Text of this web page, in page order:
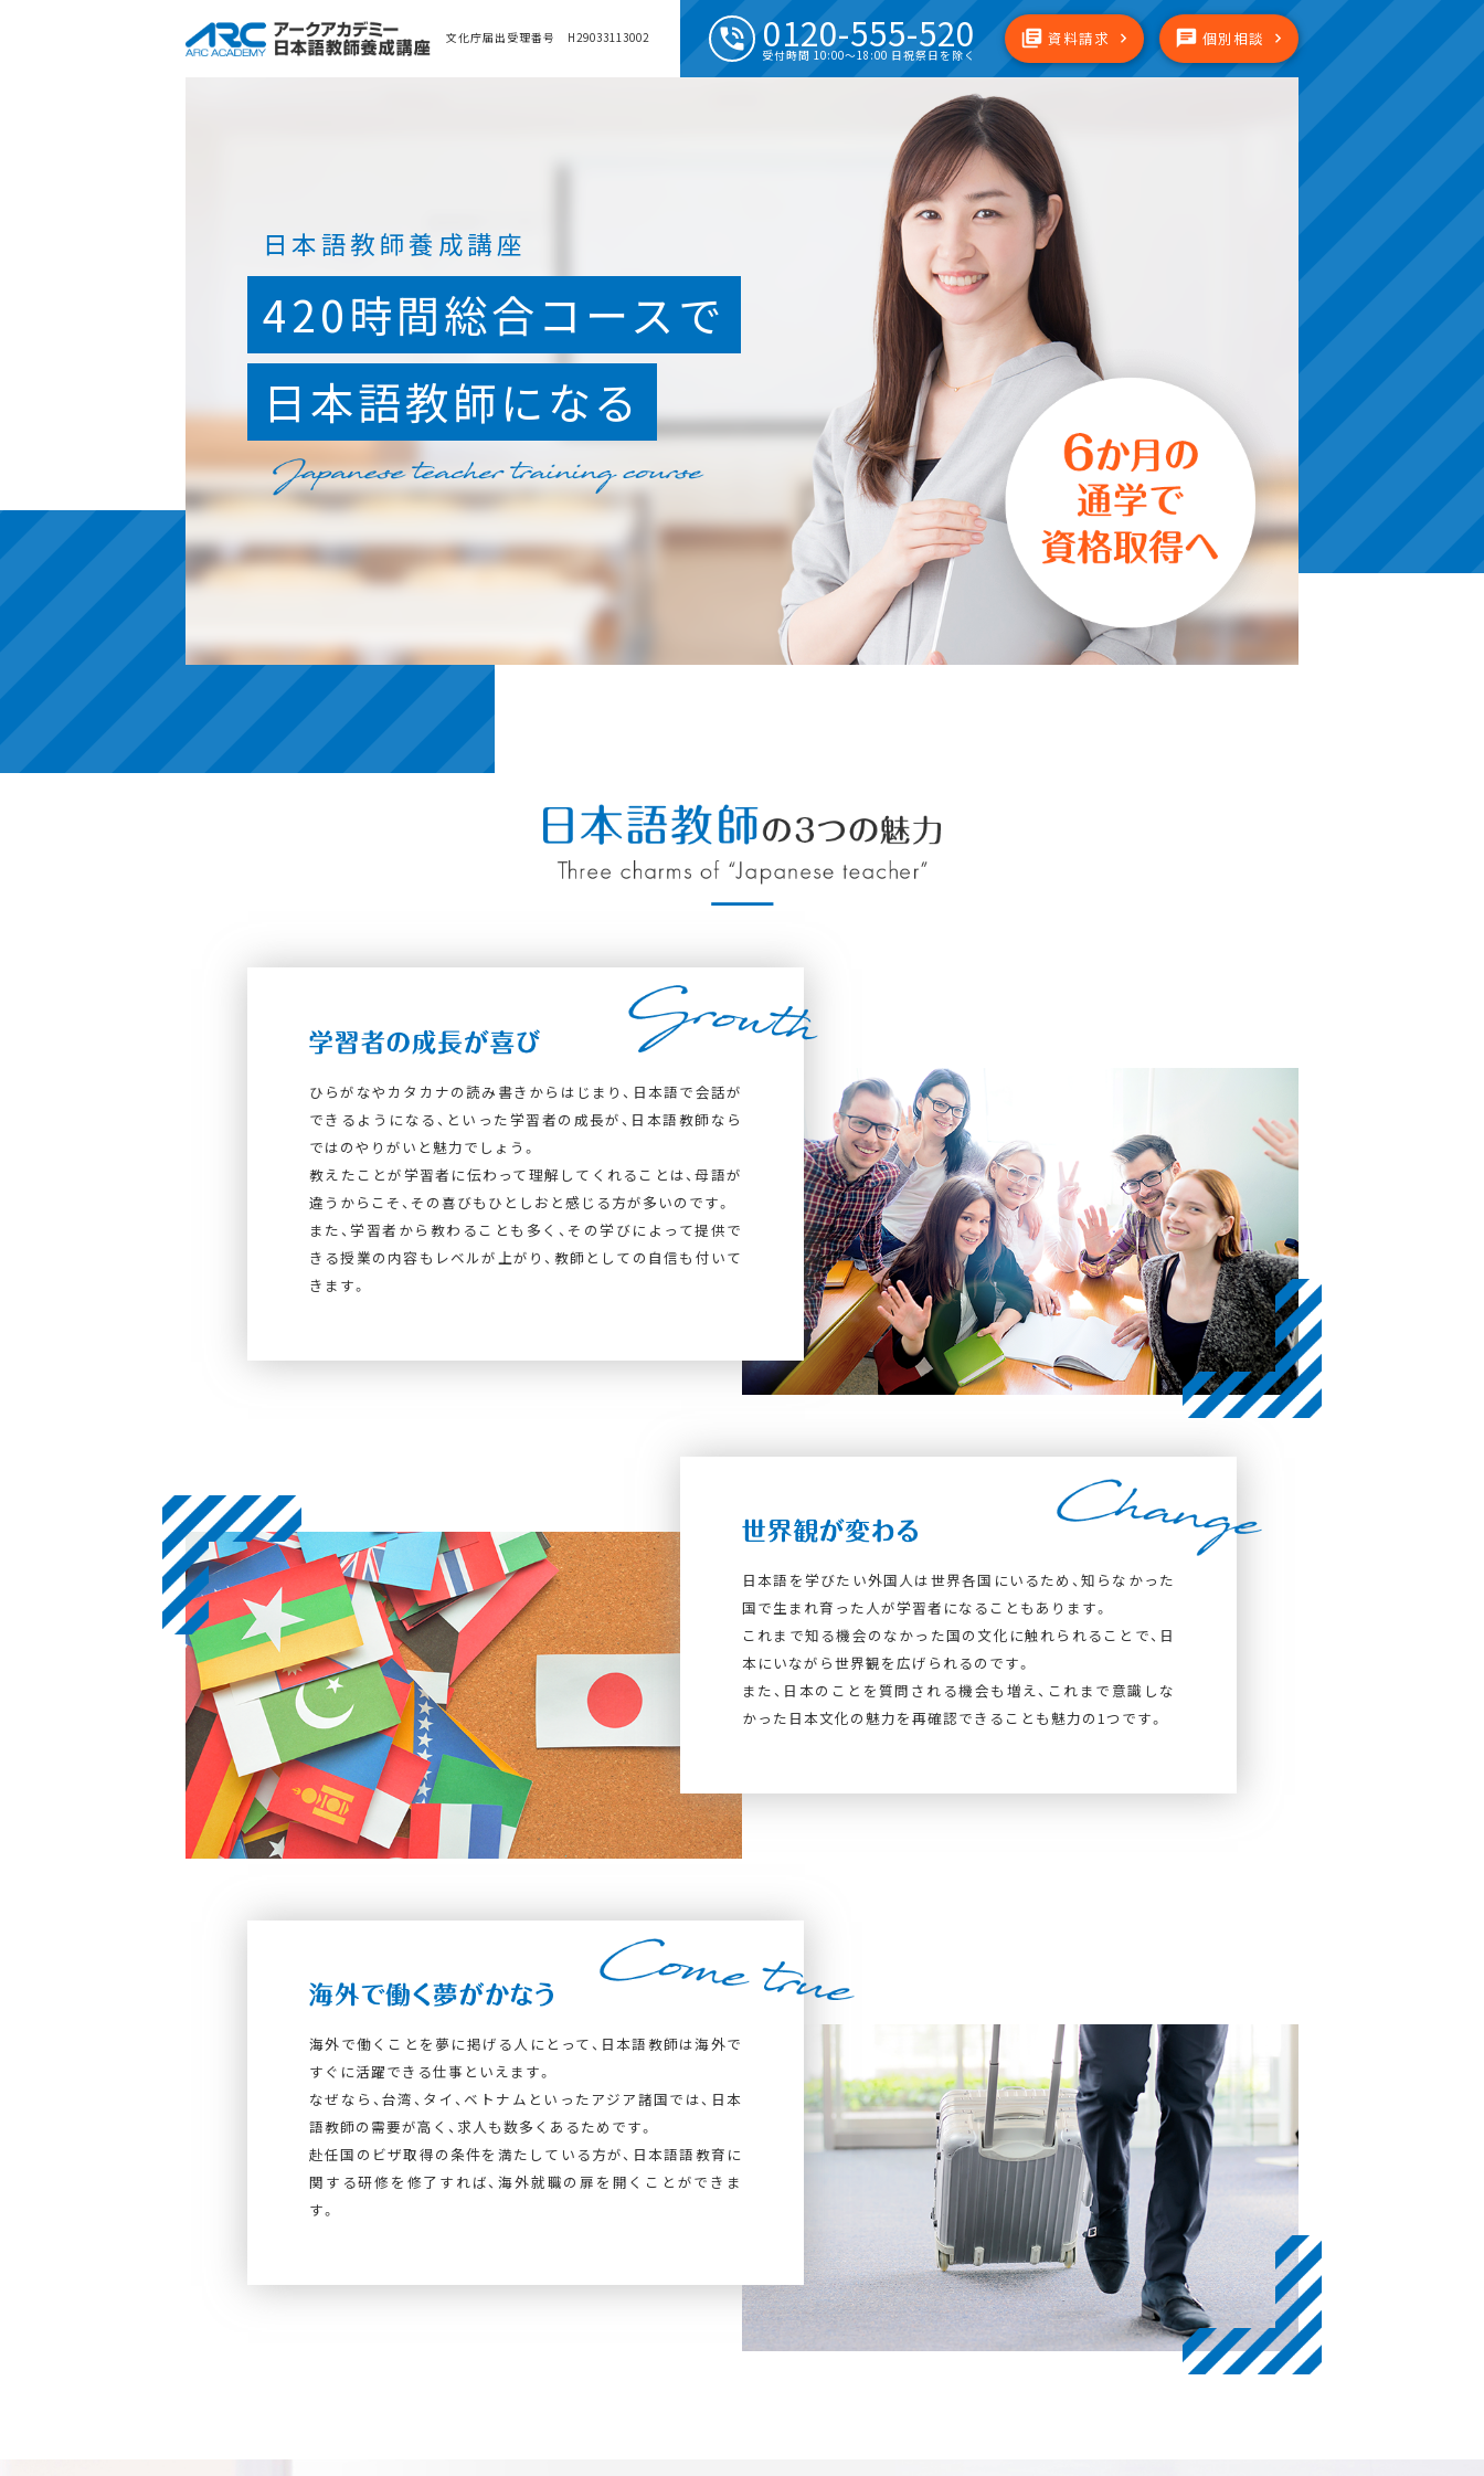
文化庁届出受理番号 H29033113002 phone_in_talk 0120-555-520
受付時間 10:00～18:00 日祝祭日を除く
library_books 資料請求 chevron_right chat 個別相談 chevron_right
日本語教師養成講座
420時間総合コースで
日本語教師になる
ひらがなやカタカナの読み書きからはじまり、日本語で会話が
できるようになる、といった学習者の成長が、日本語教師なら
ではのやりがいと魅力でしょう。
教えたことが学習者に伝わって理解してくれることは、母語が
違うからこそ、その喜びもひとしおと感じる方が多いのです。
また、学習者から教わることも多く、その学びによって提供で
きる授業の内容もレベルが上がり、教師としての自信も付いて
きます。
日本語を学びたい外国人は世界各国にいるため、知らなかった
国で生まれ育った人が学習者になることもあります。
これまで知る機会のなかった国の文化に触れられることで、日
本にいながら世界観を広げられるのです。
また、日本のことを質問される機会も増え、これまで意識しな
かった日本文化の魅力を再確認できることも魅力の1つです。
海外で働くことを夢に掲げる人にとって、日本語教師は海外で
すぐに活躍できる仕事といえます。
なぜなら、台湾、タイ、ベトナムといったアジア諸国では、日本
語教師の需要が高く、求人も数多くあるためです。
赴任国のビザ取得の条件を満たしている方が、日本語語教育に
関する研修を修了すれば、海外就職の扉を開くことができま
す。